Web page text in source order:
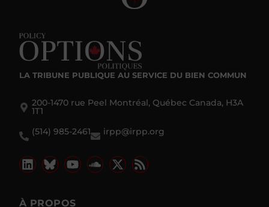
LA TRIBUNE PUBLIQUE AU SERVICE DU BIEN COMMUN
200-1470 rue Peel Montréal, Québec Canada, H3A
1T1
(514) 985-2461
irpp@irpp.org
À PROPOS